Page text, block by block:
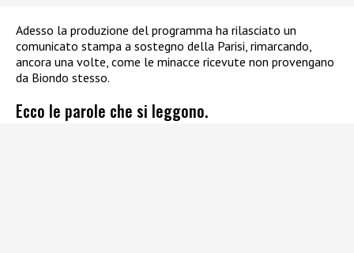
Adesso la produzione del programma ha rilasciato un
comunicato stampa a sostegno della Parisi, rimarcando,
ancora una volte, come le minacce ricevute non provengano
da Biondo stesso.
Ecco le parole che si leggono.